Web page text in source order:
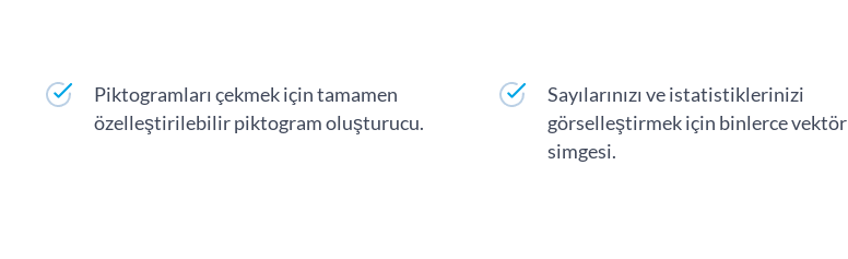
Piktogramları çekmek için tamamen
özelleştirilebilir piktogram oluşturucu.
Sayılarınızı ve istatistiklerinizi
görselleştirmek için binlerce vektör
simgesi.